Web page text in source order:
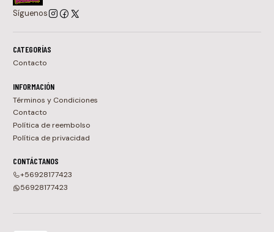
Síguenos
CATEGORÍAS
Contacto
INFORMACIÓN
Términos y Condiciones
Contacto
Política de reembolso
Política de privacidad
CONTÁCTANOS
+56928177423
56928177423